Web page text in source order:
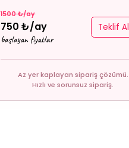
1500 ₺/ay
750 ₺/ay
başlayan fiyatlar
Teklif Al
Az yer kaplayan sipariş çözümü.
Hızlı ve sorunsuz sipariş.